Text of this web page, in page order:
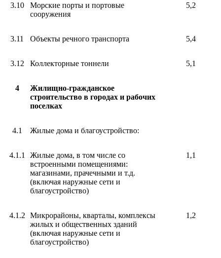
3.10
Морские порты и портовые
сооружения
5,2
3.11 Объекты речного транспорта 5,4
3.12 Коллекторные тоннели 5,1
4
Жилищно-гражданское
строительство в городах и рабочих
поселках
4.1 Жилые дома и благоустройство:
4.1.1
Жилые дома, в том числе со
встроенными помещениями:
магазинами, прачечными и т.д.
(включая наружные сети и
благоустройство)
1,1
4.1.2
Микрорайоны, кварталы, комплексы
жилых и общественных зданий
(включая наружные сети и
благоустройство)
1,2